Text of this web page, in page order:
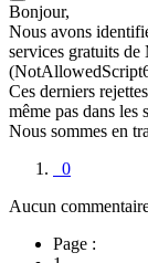
Bonjour,
Nous avons
services gratuits
Ces derniers
même pas dans les
Nous sommes en
0
Aucun
Page :